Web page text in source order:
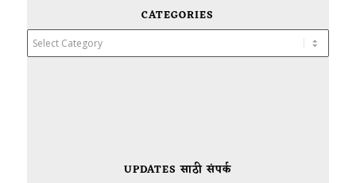
CATEGORIES
Categories
UPDATES साठी संपर्क